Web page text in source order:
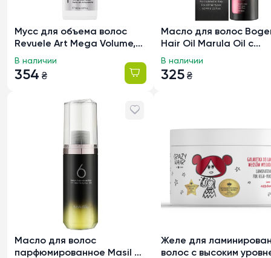
Мусс для объема волос
Revuele Art Mega Volume,
150мл
354 ₴
В наличии
Масло для волос
Hair Oil Marula Oil с
экстрактом марулы
№004, 60мл
325 ₴
В наличии
Масло для волос
парфюмированное Masil 6
Желе для
волос с высоким